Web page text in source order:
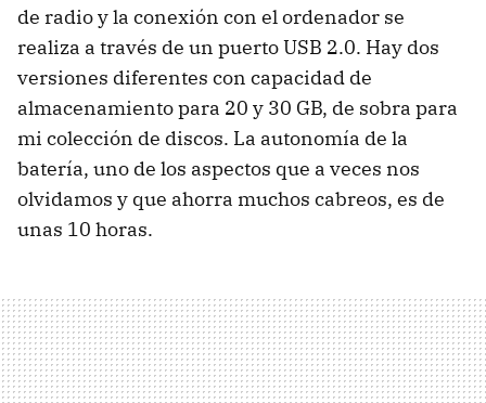
de radio y la conexión con el ordenador se
realiza a través de un puerto USB 2.0. Hay dos
versiones diferentes con capacidad de
almacenamiento para 20 y 30 GB, de sobra para
mi colección de discos. La autonomía de la
batería, uno de los aspectos que a veces nos
olvidamos y que ahorra muchos cabreos, es de
unas 10 horas.